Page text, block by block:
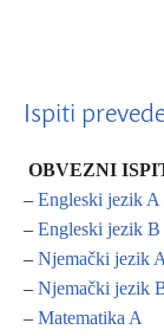
Ispiti
OBVEZNI
– Engleski jezik A
– Engleski jezik B
– Njemački jezik A
– Njemački jezik
– Matematika A